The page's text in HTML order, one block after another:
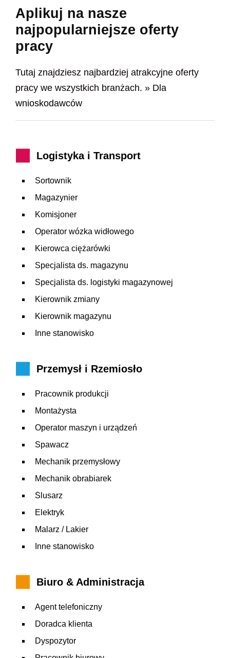
Aplikuj na nasze
najpopularniejsze oferty
pracy
Tutaj znajdziesz najbardziej atrakcyjne oferty
pracy we wszystkich branżach. » Dla
wnioskodawców
Logistyka i Transport
Sortownik
Magazynier
Komisjoner
Operator wózka widłowego
Kierowca ciężarówki
Specjalista ds. magazynu
Specjalista ds. logistyki magazynowej
Kierownik zmiany
Kierownik magazynu
Inne stanowisko
Przemysł i Rzemiosło
Pracownik produkcji
Montażysta
Operator maszyn i urządzeń
Spawacz
Mechanik przemysłowy
Mechanik obrabiarek
Ślusarz
Elektryk
Malarz / Lakier
Inne stanowisko
Biuro & Administracja
Agent telefoniczny
Doradca klienta
Dyspozytor